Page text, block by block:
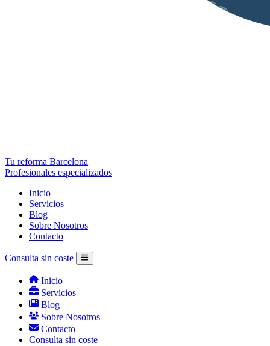
Tu reforma Barcelona
Profesionales especializados
Inicio
Servicios
Blog
Sobre Nosotros
Contacto
Consulta sin coste
Inicio
Servicios
Blog
Sobre Nosotros
Contacto
Consulta sin coste